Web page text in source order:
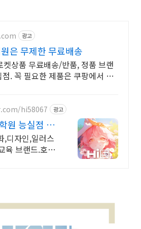
광고
은 무제한 무료배송
켓상품 무료배송/반품, 정품 브랜
. 꼭 필요한 제품은 쿠팡에서 더
hi58067 광고
원 능실점 만
드로잉
,디자인,일러스
육 브랜드.호매